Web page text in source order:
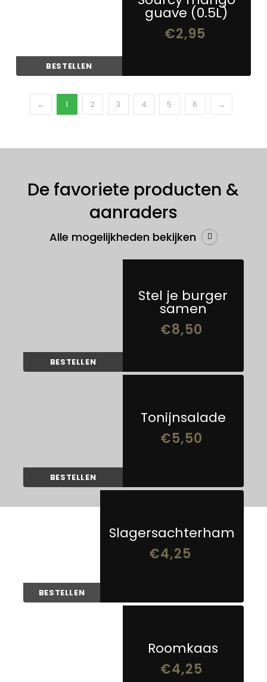
BESTELLEN
guave (0.5L)
€2,95
← 1 2 3 4 5 6 →
De favoriete producten &
aanraders
Alle mogelijkheden bekijken
BESTELLEN
Stel je burger
samen
€8,50
BESTELLEN
Tonijnsalade
€5,50
BESTELLEN
Slagersachterham
€4,25
Roomkaas
€4,25